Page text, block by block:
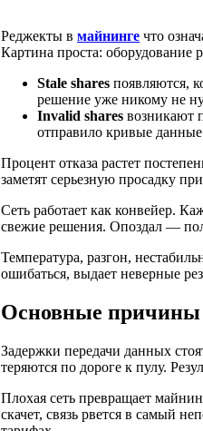
Реджекты в майнинге что
Картина проста: оборудование
Stale shares появляются,
решение уже никому не
Invalid shares возникают
отправило кривые
Процент отказа растет
заметят серьезную просадку
Сеть работает как конвейер.
свежие решения. Опоздал —
Температура, разгон,
ошибаться, выдает неверные
Основные причины
Задержки передачи данных
теряются по дороге к пулу.
Плохая сеть превращает
скачет, связь рвется в самый